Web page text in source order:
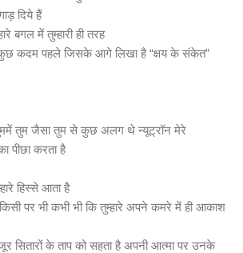
दिये हैं
बगल में तुम्हारी ही तरह
कुछ कदम पहले जिसके आगे लिखा है “क्षय के संकेत”
तुम जैसा तुम से कुछ अलग थे न्यूट्रॉन मेरे
पीछा करता है
हिस्से आता है
पर भी कभी भी कि तुम्हारे अपने कमरे में ही आकाश
सितारों के ताप को सहता है अपनी आत्मा पर उनके